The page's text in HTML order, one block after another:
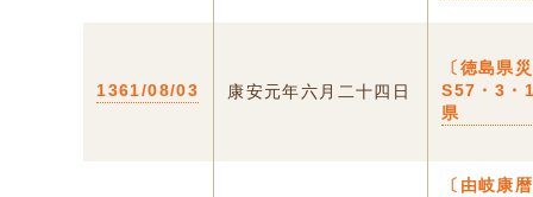
1361/08/03 康安元年六月二十四日
〔徳島県
S57・3・
県
〔由岐康